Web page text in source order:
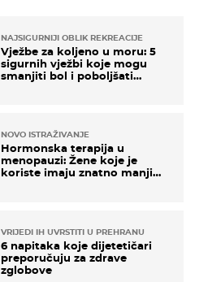
NAJSIGURNIJI OBLIK REKREACIJE
Vježbe za koljeno u moru: 5
sigurnih vježbi koje mogu
smanjiti bol i poboljšati
NOVO ISTRAŽIVANJE
Hormonska terapija u
menopauzi: Žene koje je
koriste imaju znatno manji
VRIJEDI IH UVRSTITI U PREHRANU
6 napitaka koje dijetetičari
preporučuju za zdrave
zglobove